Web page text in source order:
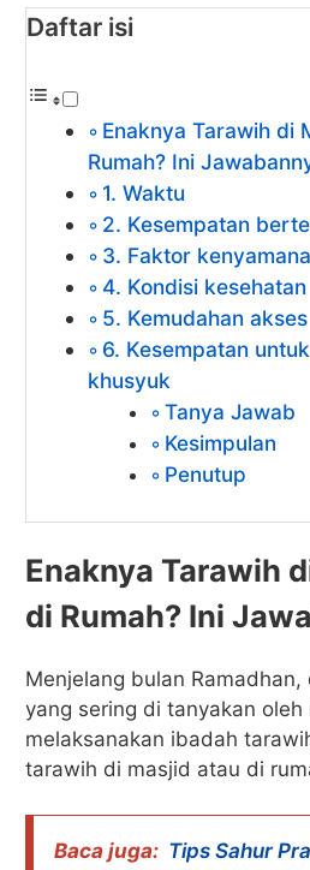
Daftar isi
Enaknya Tarawih di
Rumah? Ini
1. Waktu
2. Kesempatan
3. Faktor
4. Kondisi kesehatan
5. Kemudahan akses
6. Kesempatan
khusyuk
Tanya Jawab
Kesimpulan
Penutup
Enaknya Tarawih
di Rumah? Ini
Menjelang bulan
yang sering di tanyakan
melaksanakan ibadah
tarawih di masjid atau di
Baca juga: Tips Sahur